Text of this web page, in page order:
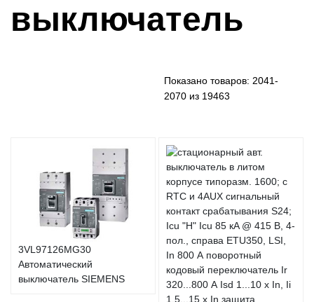
выключатель
Показано товаров: 2041-
2070 из 19463
3VL97126MG30
Автоматический
выключатель SIEMENS